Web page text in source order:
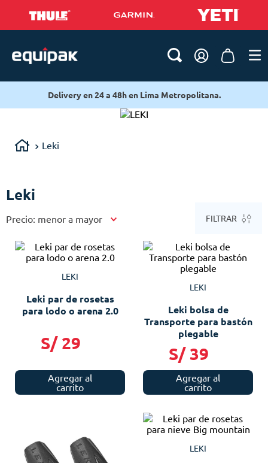
en 24 a 48h en Lima Metropolitana.
Leki
Leki
Precio: menor a mayor FILTRAR
LEKI
Leki par de rosetas
para lodo o arena 2.0
S/ 29
Agregar al
carrito
LEKI
Leki bolsa de
Transporte para bastón
plegable
S/ 39
Agregar al
carrito
LEKI